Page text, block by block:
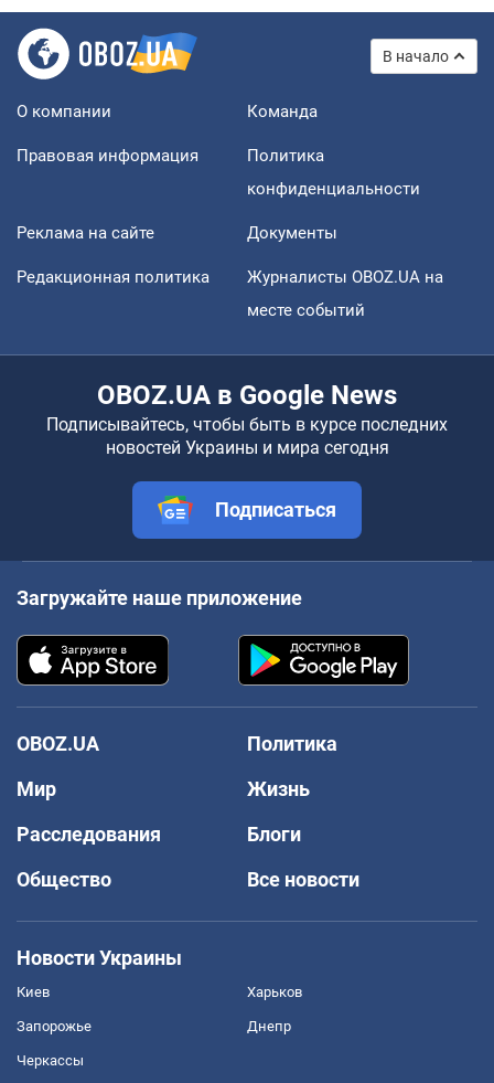
В начало
О компании Команда
Правовая информация
Политика
конфиденциальности
Реклама на сайте Документы
Редакционная политика
Журналисты OBOZ.UA на
месте событий
OBOZ.UA в Google News
Подписывайтесь, чтобы быть в курсе последних
новостей Украины и мира сегодня
Подписаться
Загружайте наше приложение
OBOZ.UA
Политика
Мир
Жизнь
Расследования
Блоги
Общество
Все новости
Новости Украины
Киев Харьков
Запорожье Днепр
Черкассы